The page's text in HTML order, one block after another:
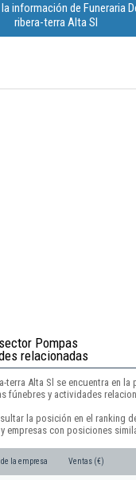
información de Funeraria
ribera-terra Alta Sl
Pompas
relacionadas
terra Alta Sl se encuentra en la
fúnebres y actividades
la posición en el ranking
empresas con posiciones
de la empresa Ventas (€)